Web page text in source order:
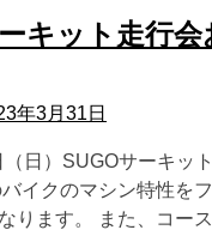
キット走行会
年3月31日
日）SUGOサーキッ
イクのマシン特性を
ります。 また、コー